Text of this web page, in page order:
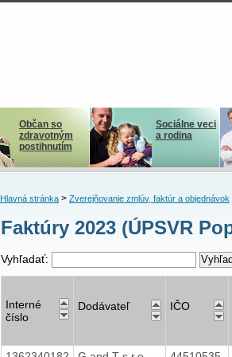
Občan so
zdravotným
postihnutím
Sociálne veci
a rodina
Hlavná stránka> Zverejňovanie zmlúv, faktúr a objednávok
Faktúry 2023 (ÚPSVR
Vyhľadať:
Interné
číslo
Dodávateľ IČO